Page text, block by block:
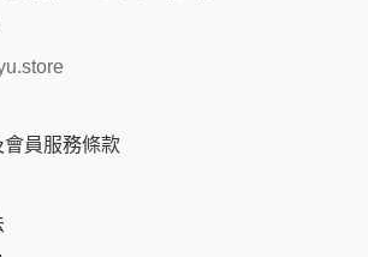
會員服務條款